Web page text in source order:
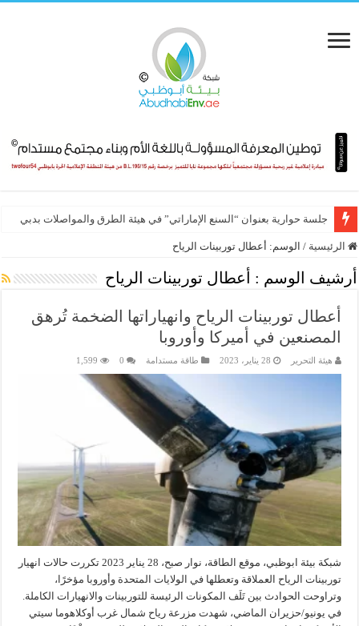
جلسة حوارية بعنوان “السنع الإماراتي” في هيئة الطرق والمواصلات بدبي
الرئيسية / الوسم: أعطال توربينات الرياح
أرشيف الوسم : أعطال توربينات الرياح
أعطال توربينات الرياح وانهياراتها الضخمة تُرهق
المصنعين في أميركا وأوروبا
هيئة التحرير 28 يناير، 2023 طاقة مستدامة 0
1,599
شبكة بيئة ابوظبي، موقع الطاقة، نوار صبح، 28 يناير 2023 تكررت حالات انهيار
توربينات الرياح العملاقة وتعطلها في الولايات المتحدة وأوروبا مؤخرًا،
وتراوحت الحوادث بين تَلَف المكونات الرئيسة للتوربينات والانهيارات الكاملة.
في يونيو/حزيران الماضي، شهدت مزرعة رياح شمال غرب أوكلاهوما سيتي